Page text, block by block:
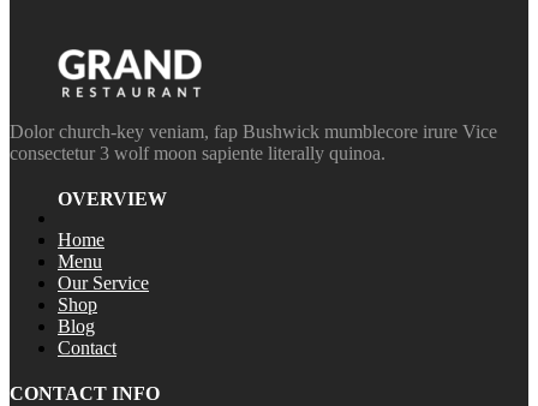
Dolor church-key veniam, fap Bushwick mumblecore irure Vice
consectetur 3 wolf moon sapiente literally quinoa.
OVERVIEW
Home
Menu
Our Service
Shop
Blog
Contact
CONTACT INFO